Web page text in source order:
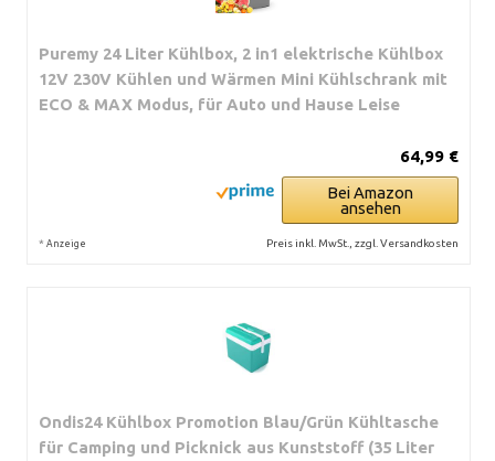
Puremy 24 Liter Kühlbox, 2 in1 elektrische Kühlbox
12V 230V Kühlen und Wärmen Mini Kühlschrank mit
ECO & MAX Modus, für Auto und Hause Leise
64,99 €
Bei Amazon
ansehen
* Anzeige Preis inkl. MwSt., zzgl. Versandkosten
Ondis24 Kühlbox Promotion Blau/Grün Kühltasche
für Camping und Picknick aus Kunststoff (35 Liter